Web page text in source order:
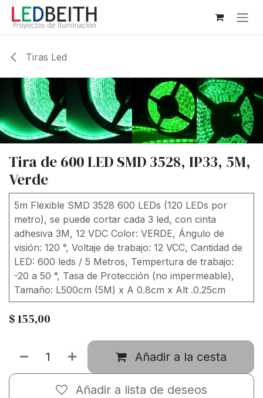
Ir al contenido
Tiras Led
Tira de 600 LED SMD 3528, IP33, 5M,
Verde
5m Flexible SMD 3528 600 LEDs (120 LEDs por
metro), se puede cortar cada 3 led, con cinta
adhesiva 3M, 12 VDC Color: VERDE, Ángulo de
visión: 120 °, Voltaje de trabajo: 12 VCC, Cantidad de
LED: 600 leds / 5 Metros, Tempertura de trabajo:
-20 a 50 °, Tasa de Protección (no impermeable),
Tamaño: L500cm (5M) x A 0.8cm x Alt .0.25cm
$155,00
Añadir a la cesta
Añadir a lista de deseos